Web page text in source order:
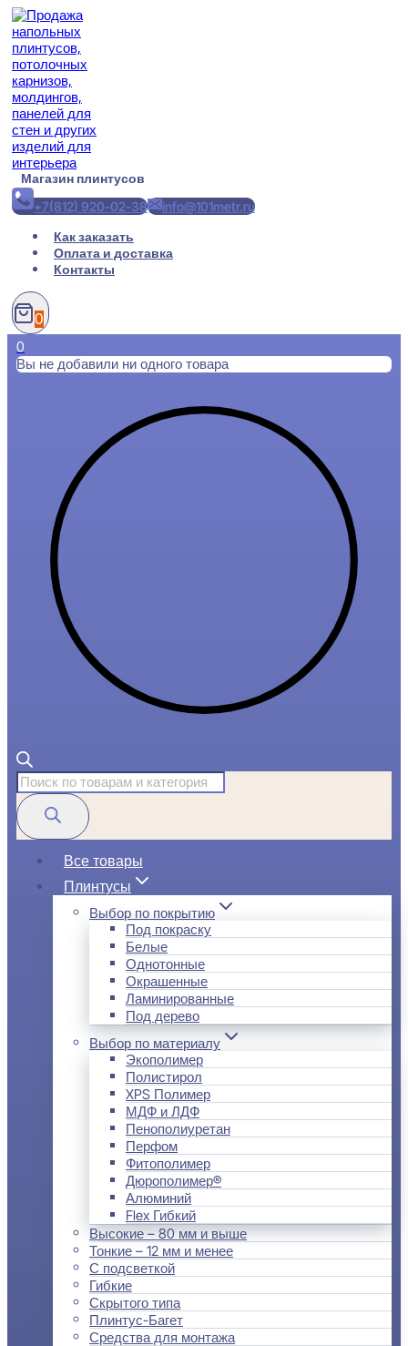
Перейти
содержимому
Магазин плинтусов
+7(812) 920-02-38
info@101metr.ru
Как заказать
Оплата и доставка
Контакты
0
0
Вы не добавили ни одного товара
Поиск
товаров
Все товары
Плинтусы
Выбор по покрытию
Под покраску
Белые
Однотонные
Окрашенные
Ламинированные
Под дерево
Выбор по материалу
Экополимер
Полистирол
XPS Полимер
МДФ и ЛДФ
Пенополиуретан
Перфом
Фитополимер
Дюрополимер®
Алюминий
Flex Гибкий
Высокие – 80 мм и выше
Тонкие – 12 мм и менее
С подсветкой
Гибкие
Скрытого типа
Плинтус-Багет
Средства для монтажа